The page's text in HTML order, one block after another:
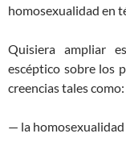
homosexualidad en
Quisiera ampliar
escéptico sobre los
creencias tales como:
— la